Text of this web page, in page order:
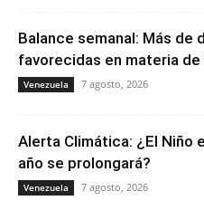
Balance semanal: Más de
favorecidas en materia de
Venezuela 7 agosto, 2026
Alerta Climática: ¿El Niño
año se prolongará?
Venezuela 7 agosto, 2026